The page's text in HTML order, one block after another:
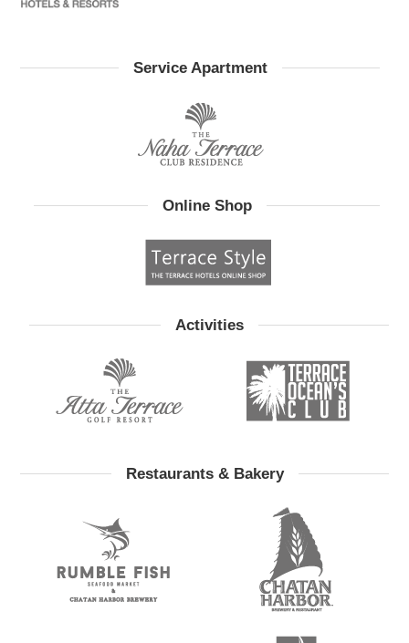
Service Apartment
Online Shop
Activities
Restaurants & Bakery